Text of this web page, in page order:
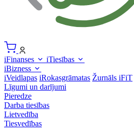
iFinanses
iTiesības
iBizness
iVeidlapas iRokasgrāmatas Žurnāls iFiT
Līgumi un darījumi
Pieredze
Darba tiesības
Lietvedība
Tiesvedības